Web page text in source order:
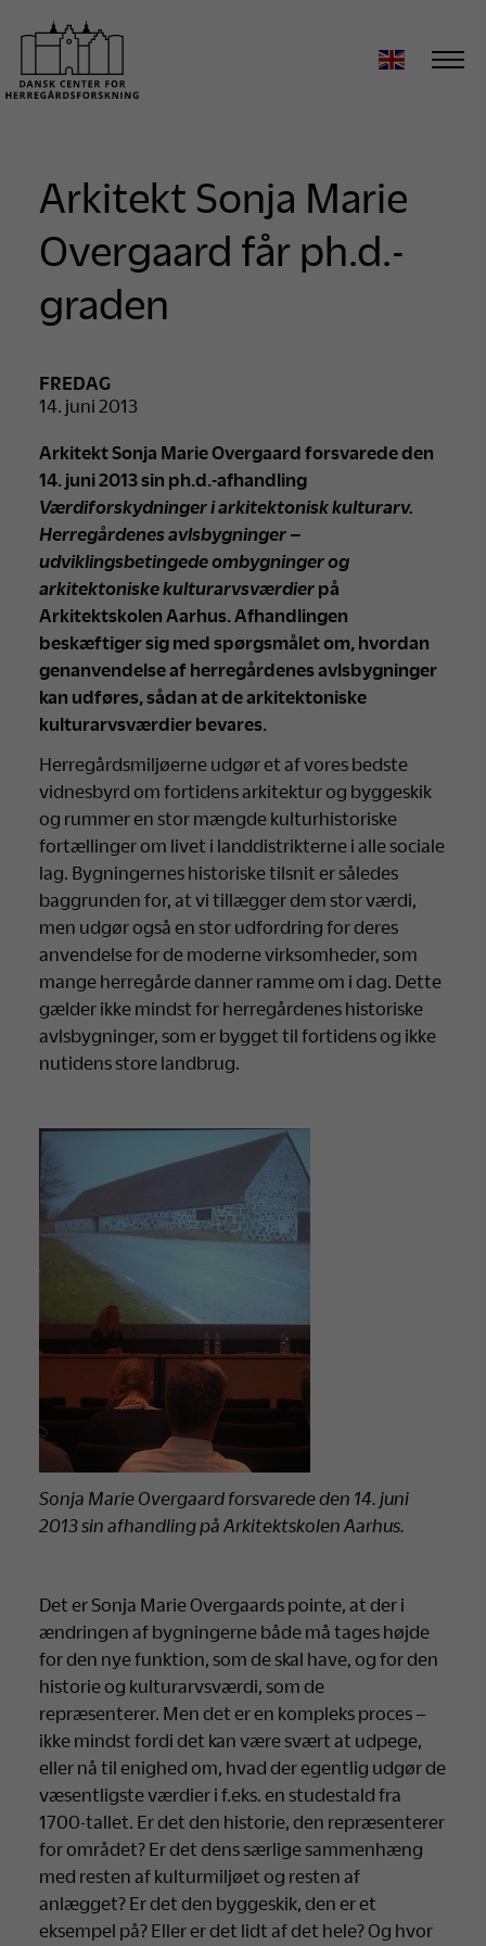
Arkitekt Sonja Marie
Overgaard får ph.d.-
graden
FREDAG
14. juni 2013
Arkitekt Sonja Marie Overgaard forsvarede den
14. juni 2013 sin ph.d.-afhandling
Værdiforskydninger i arkitektonisk kulturarv.
Herregårdenes avlsbygninger –
udviklingsbetingede ombygninger og
arkitektoniske kulturarvsværdierpå
Arkitektskolen Aarhus. Afhandlingen
beskæftiger sig med spørgsmålet om, hvordan
genanvendelse af herregårdenes avlsbygninger
kan udføres, sådan at de arkitektoniske
kulturarvsværdier bevares.
Herregårdsmiljøerne udgør et af vores bedste
vidnesbyrd om fortidens arkitektur og byggeskik
og rummer en stor mængde kulturhistoriske
fortællinger om livet i landdistrikterne i alle sociale
lag. Bygningernes historiske tilsnit er således
baggrunden for, at vi tillægger dem stor værdi,
men udgør også en stor udfordring for deres
anvendelse for de moderne virksomheder, som
mange herregårde danner ramme om i dag. Dette
gælder ikke mindst for herregårdenes historiske
avlsbygninger, som er bygget til fortidens og ikke
nutidens store landbrug.
Sonja Marie Overgaard forsvarede den 14. juni
2013 sin afhandling på Arkitektskolen Aarhus.
Det er Sonja Marie Overgaards pointe, at der i
ændringen af bygningerne både må tages højde
for den nye funktion, som de skal have, og for den
historie og kulturarvsværdi, som de
repræsenterer. Men det er en kompleks proces –
ikke mindst fordi det kan være svært at udpege,
eller nå til enighed om, hvad der egentlig udgør de
væsentligste værdier i f.eks. en studestald fra
1700-tallet. Er det den historie, den repræsenterer
for området? Er det dens særlige sammenhæng
med resten af kulturmiljøet og resten af
anlægget? Er det den byggeskik, den er et
eksempel på? Eller er det lidt af det hele? Og hvor